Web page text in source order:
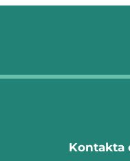
Kontakta